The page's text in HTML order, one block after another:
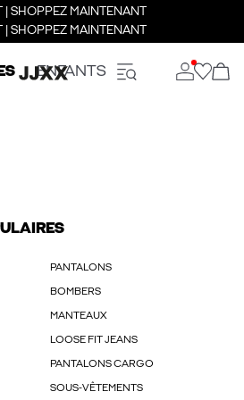
| SHOPPEZ MAINTENANT
| SHOPPEZ MAINTENANT
ENFANTS
PANTALONS
BOMBERS
MANTEAUX
LOOSE FIT JEANS
PANTALONS CARGO
SOUS-VÊTEMENTS